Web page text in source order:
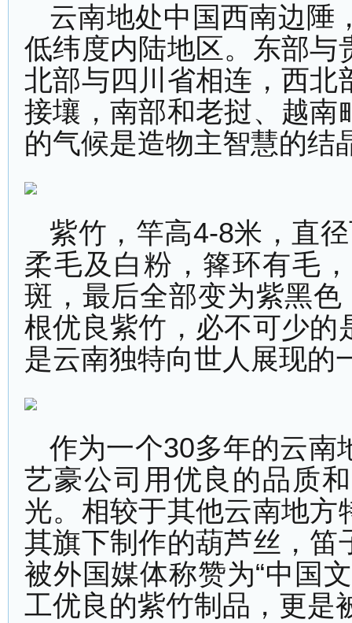
云南地处中国西南边陲
低纬度内陆地区。东部与
北部与四川省相连，西北
接壤，南部和老挝、越南
的气候是造物主智慧的结
紫竹，竿高4-8米，直
柔毛及白粉，箨环有毛
斑，最后全部变为紫黑
根优良紫竹，必不可少的
是云南独特向世人展现的
作为一个30多年的云南
艺豪公司用优良的品质
光。相较于其他云南地
其旗下制作的葫芦丝，笛
被外国媒体称赞为“中国
工优良的紫竹制品，更是